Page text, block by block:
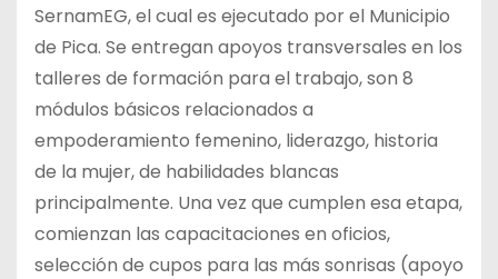
SernamEG, el cual es ejecutado por el Municipio
de Pica. Se entregan apoyos transversales en los
talleres de formación para el trabajo, son 8
módulos básicos relacionados a
empoderamiento femenino, liderazgo, historia
de la mujer, de habilidades blancas
principalmente. Una vez que cumplen esa etapa,
comienzan las capacitaciones en oficios,
selección de cupos para las más sonrisas (apoyo